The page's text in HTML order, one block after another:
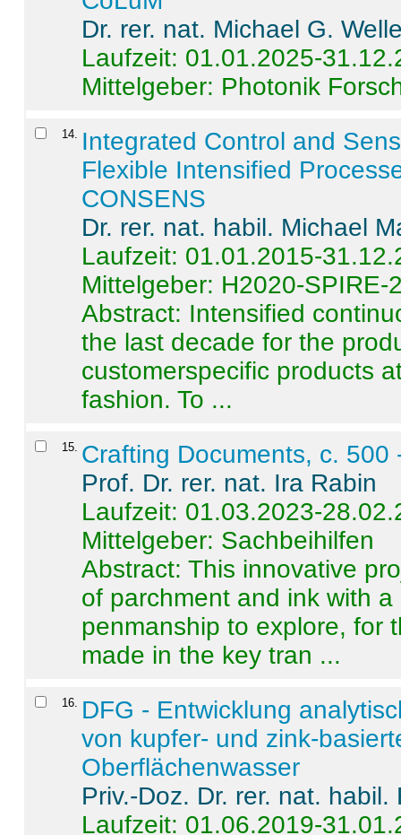
Dr. rer. nat. Michael G.
Laufzeit: 01.01.2025-
Mittelgeber: Photonik
14
Integrated Control and
Flexible Intensified
CONSENS
Dr. rer. nat. habil. Michael
Laufzeit: 01.01.2015-
Mittelgeber: H2020-SPIRE-
Abstract: Intensified
the last decade for the
customerspecific products
fashion. To ...
15 Crafting Documents, c. 500
Prof. Dr. rer. nat. Ira Rabin
Laufzeit: 01.03.2023-
Mittelgeber: Sachbeihilfen
Abstract:This innovative
of parchment and ink with
penmanship to explore, for
made in the key tran ...
16
DFG - Entwicklung
von kupfer- und zink-
Oberflächenwasser
Priv.-Doz. Dr. rer. nat.
Laufzeit: 01.06.2019-